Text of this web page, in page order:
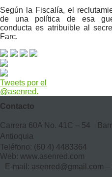
Según la Fiscalía, el
de una política de esa
conducta es atribuible al
Farc.
Tweets por el
@asenred.
Contacto
Carrera 60A No. 41C – 54
Antioquia
Teléfono: (60 4) 4483364
Web: www.asenred.com
E-mail: asenred@gmail.com –